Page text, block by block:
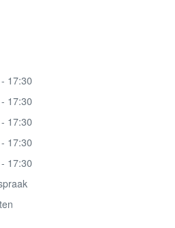
17:30
17:30
17:30
17:30
17:30